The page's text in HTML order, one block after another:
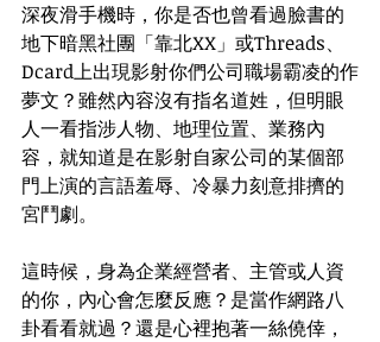
深夜滑手機時，你是否也曾看過臉書的
地下暗黑社團「靠北XX」或Threads、
Dcard上出現影射你們公司職場霸凌的作
夢文？雖然內容沒有指名道姓，但明眼
人一看指涉人物、地理位置、業務內
容，就知道是在影射自家公司的某個部
門上演的言語羞辱、冷暴力刻意排擠的
宮鬥劇。
這時候，身為企業經營者、主管或人資
的你，內心會怎麼反應？是當作網路八
卦看看就過？還是心裡抱著一絲僥倖，